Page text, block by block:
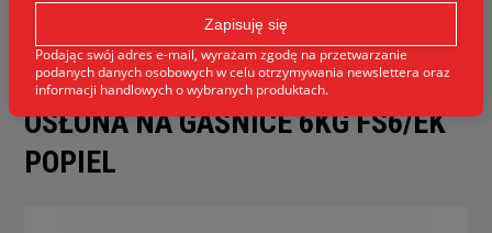
WYPOSAŻENIE Gaśnice
gaśnice
Osłona na gaśnice 6kg FS6/EK popiel
OSŁONA NA GAŚNICE 6KG FS6/EK
POPIEL